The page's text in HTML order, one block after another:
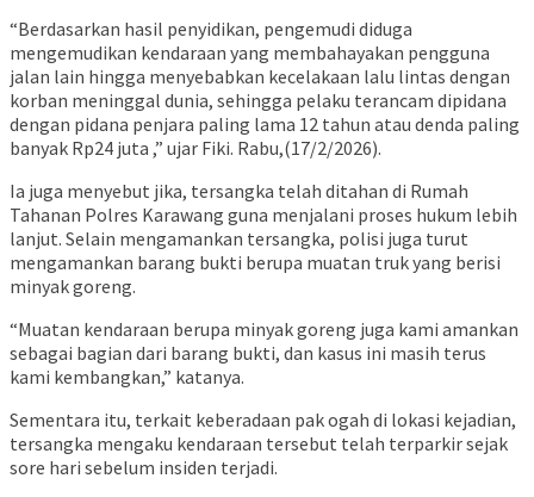
“Berdasarkan hasil penyidikan, pengemudi diduga
mengemudikan kendaraan yang membahayakan pengguna
jalan lain hingga menyebabkan kecelakaan lalu lintas dengan
korban meninggal dunia, sehingga pelaku terancam dipidana
dengan pidana penjara paling lama 12 tahun atau denda paling
banyak Rp24 juta ,” ujar Fiki. Rabu,(17/2/2026).
Ia juga menyebut jika, tersangka telah ditahan di Rumah
Tahanan Polres Karawang guna menjalani proses hukum lebih
lanjut. Selain mengamankan tersangka, polisi juga turut
mengamankan barang bukti berupa muatan truk yang berisi
minyak goreng.
“Muatan kendaraan berupa minyak goreng juga kami amankan
sebagai bagian dari barang bukti, dan kasus ini masih terus
kami kembangkan,” katanya.
Sementara itu, terkait keberadaan pak ogah di lokasi kejadian,
tersangka mengaku kendaraan tersebut telah terparkir sejak
sore hari sebelum insiden terjadi.